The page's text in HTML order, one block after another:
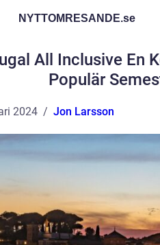
NYTTOMRESANDE.se
All Inclusive En
Populär
2024 Jon Larsson